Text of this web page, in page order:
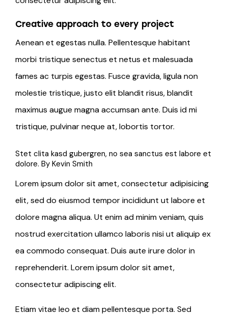
Creative approach to every project
Aenean et egestas nulla. Pellentesque habitant
morbi tristique senectus et netus et malesuada
fames ac turpis egestas. Fusce gravida, ligula non
molestie tristique, justo elit blandit risus, blandit
maximus augue magna accumsan ante. Duis id mi
tristique, pulvinar neque at, lobortis tortor.
Stet clita kasd gubergren, no sea sanctus est labore et
dolore. By Kevin Smith
Lorem ipsum dolor sit amet, consectetur adipisicing
elit, sed do eiusmod tempor incididunt ut labore et
dolore magna aliqua. Ut enim ad minim veniam, quis
nostrud exercitation ullamco laboris nisi ut aliquip ex
ea commodo consequat. Duis aute irure dolor in
reprehenderit. Lorem ipsum dolor sit amet,
consectetur adipiscing elit.
Etiam vitae leo et diam pellentesque porta. Sed